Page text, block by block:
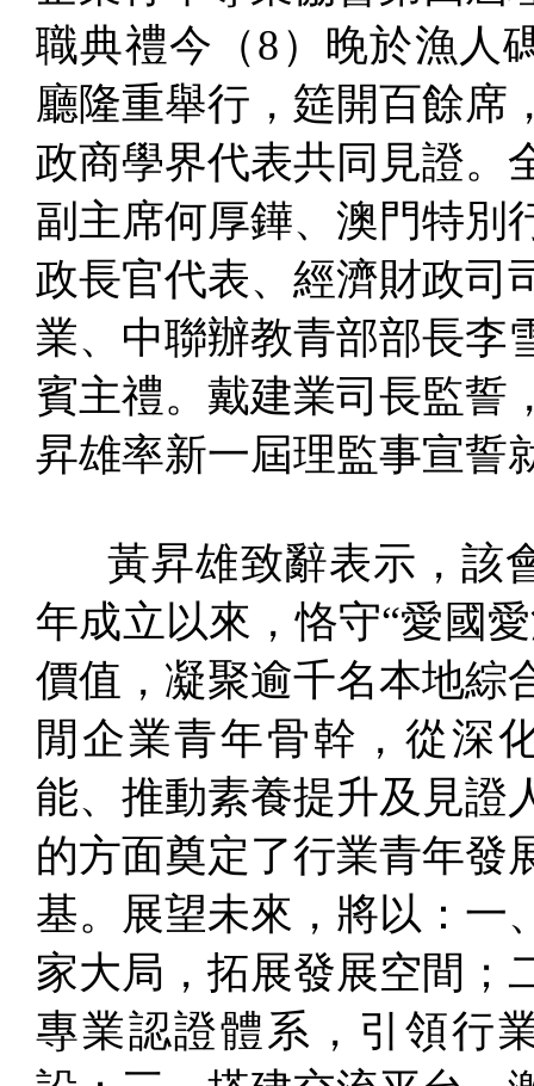
職典禮今（8）晚於漁人
廳隆重舉行，筵開百餘席
政商學界代表共同見證。
副主席何厚鏵、澳門特別
政長官代表、經濟財政司
業、中聯辦教青部部長李
賓主禮。戴建業司長監誓
昇雄率新一屆理監事宣誓
黃昇雄致辭表示，該
年成立以來，恪守“愛國
價值，凝聚逾千名本地綜
閒企業青年骨幹，從深
能、推動素養提升及見證
的方面奠定了行業青年發
基。展望未來，將以：一
家大局，拓展發展空間；
專業認證體系，引領行